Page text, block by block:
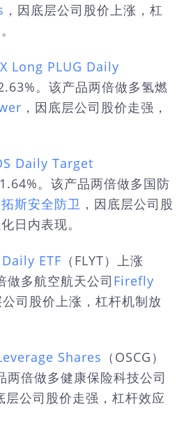
，因底层公司股价上涨，杠
Long PLUG Daily
。该产品两倍做多氢燃
，因底层公司股价走强，
Daily Target
。该产品两倍做多国防
斯安全防卫 ，因底层公司股
日内表现。
ETF （FLYT）上涨
做多航空航天公司 Firefly
公司股价上涨，杠杆机制放
Shares （OSCG）
两倍做多健康保险科技公司
层公司股价走强，杠杆效应